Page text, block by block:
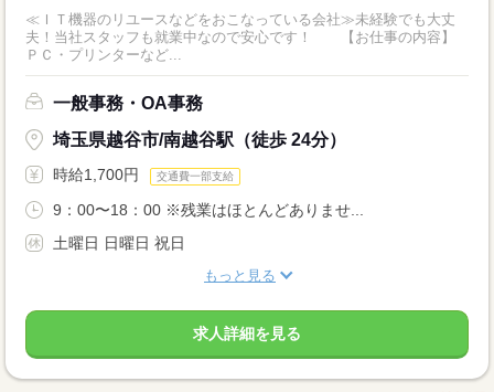
≪ＩＴ機器のリユースなどをおこなっている会社≫未経験でも大丈
夫！当社スタッフも就業中なので安心です！ 【お仕事の内容】
ＰＣ・プリンターなど...
一般事務・OA事務
埼玉県越谷市/南越谷駅（徒歩 24分）
時給1,700円 交通費一部支給
9：00〜18：00 ※残業はほとんどありませ...
土曜日 日曜日 祝日
もっと見る
求人詳細を見る